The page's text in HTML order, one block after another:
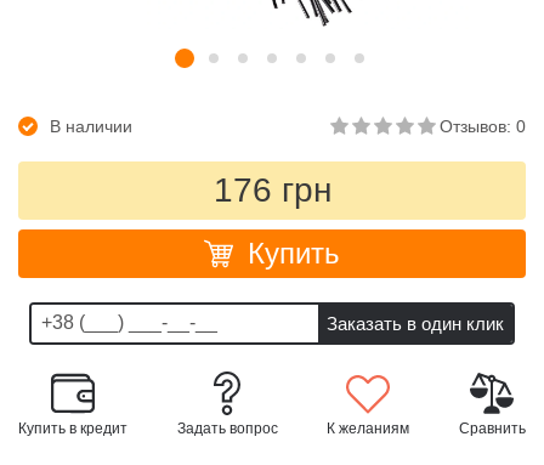
В наличии Отзывов: 0
176 грн
Купить
Купить в кредит Задать вопрос К желаниям Сравнить